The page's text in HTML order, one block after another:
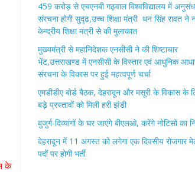
के
459 करोड़ से एचएनबी गढ़वाल विश्वविद्यालय में
संरचना होगी सुदृढ,उच्च शिक्षा मंत्री धन सिंह रावत ने
केन्द्रीय शिक्षा मंत्री से की मुलाकात
मुख्यमंत्री से महानिदेशक एनसीसी ने की शिष्टाचार
भेंट,उत्तराखण्ड में एनसीसी के विस्तार एवं आधुनिक
संरचना के विकास पर हुई महत्वपूर्ण चर्चा
एमडीडीए बोर्ड बैठक, देहरादून और मसूरी के विकास के
बड़े प्रस्तावों को मिली हरी झंडी
बुजुर्ग-दिव्यांगों के घर जाएंगे बीएलओ, करेंगे नोटिसों का
​देहरादून में 11 अगस्त को लगेगा एक दिवसीय रोजगार
पदों पर होगी भर्ती